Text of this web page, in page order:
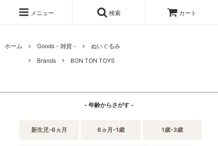
メニュー 検索 カート
ホーム Goods - 雑貨 -
ぬいぐるみ
Brands
BON TON TOYS
- 年齢からさがす -
新生児-6ヵ月 6ヵ月-1歳 1歳-3歳